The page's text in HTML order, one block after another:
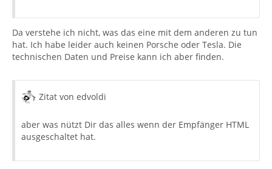
Da verstehe ich nicht, was das eine mit dem anderen zu tun
hat. Ich habe leider auch keinen Porsche oder Tesla. Die
technischen Daten und Preise kann ich aber finden.
Zitat von edvoldi
aber was nützt Dir das alles wenn der Empfänger HTML
ausgeschaltet hat.